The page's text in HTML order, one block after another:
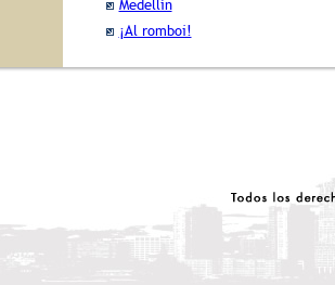
Medellín
¡Al romboi!